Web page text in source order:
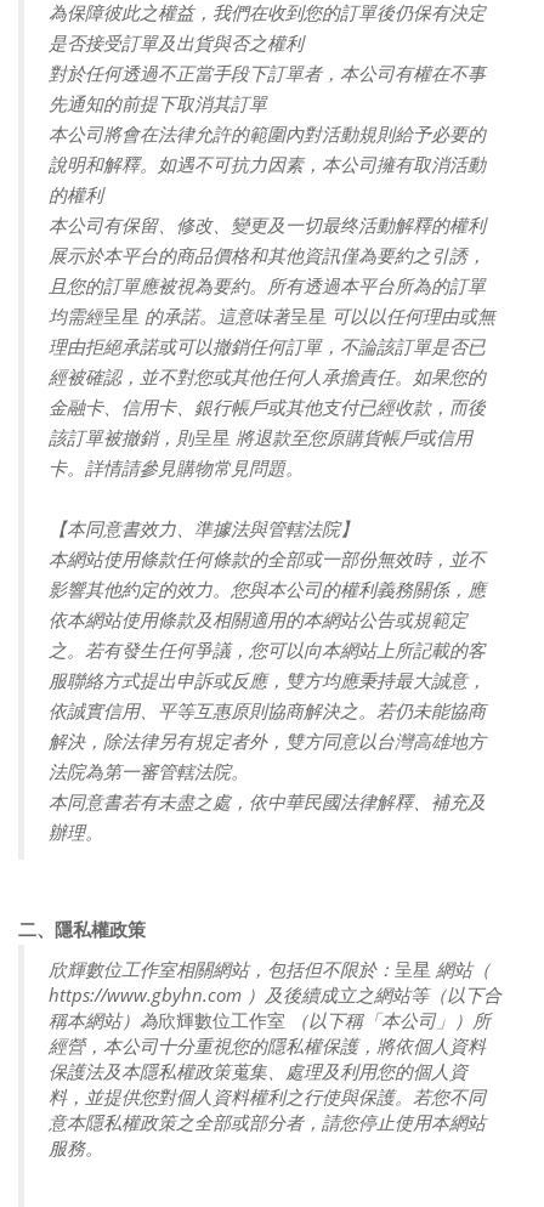
為保障彼此之權益，我們在收到您的訂單後仍保有決定
是否接受訂單及出貨與否之權利
對於任何透過不正當手段下訂單者，本公司有權在不事
先通知的前提下取消其訂單
本公司將會在法律允許的範圍內對活動規則給予必要的
說明和解釋。如遇不可抗力因素，本公司擁有取消活動
的權利
本公司有保留、修改、變更及一切最终活動解釋的權利
展示於本平台的商品價格和其他資訊僅為要約之引誘，
且您的訂單應被視為要約。所有透過本平台所為的訂單
均需經呈星 的承諾。這意味著呈星 可以以任何理由或無
理由拒絕承諾或可以撤銷任何訂單，不論該訂單是否已
經被確認，並不對您或其他任何人承擔責任。如果您的
金融卡、信用卡、銀行帳戶或其他支付已經收款，而後
該訂單被撤銷，則呈星 將退款至您原購貨帳戶或信用
卡。詳情請參見購物常見問題。
【本同意書效力、準據法與管轄法院】
本網站使用條款任何條款的全部或一部份無效時，並不
影響其他約定的效力。您與本公司的權利義務關係，應
依本網站使用條款及相關適用的本網站公告或規範定
之。若有發生任何爭議，您可以向本網站上所記載的客
服聯絡方式提出申訴或反應，雙方均應秉持最大誠意，
依誠實信用、平等互惠原則協商解決之。若仍未能協商
解決，除法律另有規定者外，雙方同意以台灣高雄地方
法院為第一審管轄法院。
本同意書若有未盡之處，依中華民國法律解釋、補充及
辦理。
二、隱私權政策
欣輝數位工作室相關網站，包括但不限於： 呈星 網站（
https://www.gbyhn.com ）及後續成立之網站等（以下合
稱本網站）為欣輝數位工作室
（以下稱「本公司」）所
經營，本公司十分重視您的隱私權保護，將依個人資料
保護法及本隱私權政策蒐集、處理及利用您的個人資
料，並提供您對個人資料權利之行使與保護。若您不同
意本隱私權政策之全部或部分者，請您停止使用本網站
服務。